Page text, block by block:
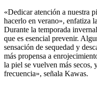
«Dedicar atención a nuestra
hacerlo en verano», enfatiza
Durante la temporada
que es esencial prevenir.
sensación de sequedad y
más propensa a
la piel se vuelven más secos,
frecuencia», señala Kawas.